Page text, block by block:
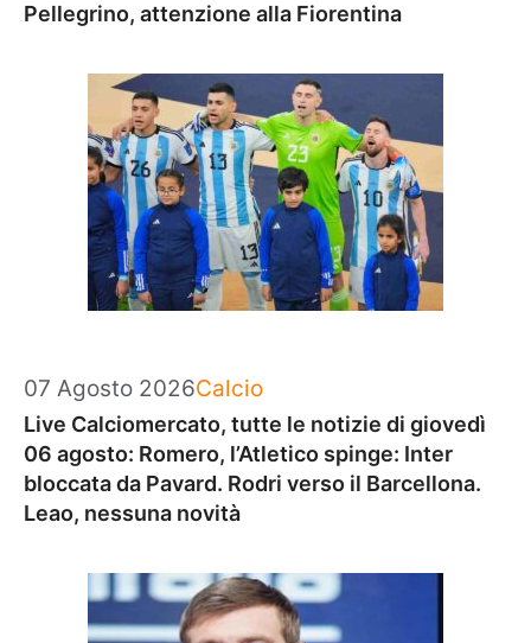
Pellegrino, attenzione alla Fiorentina
07 Agosto 2026Categorie
Calcio
Live Calciomercato, tutte le notizie di giovedì
06 agosto: Romero, l’Atletico spinge: Inter
bloccata da Pavard. Rodri verso il Barcellona.
Leao, nessuna novità